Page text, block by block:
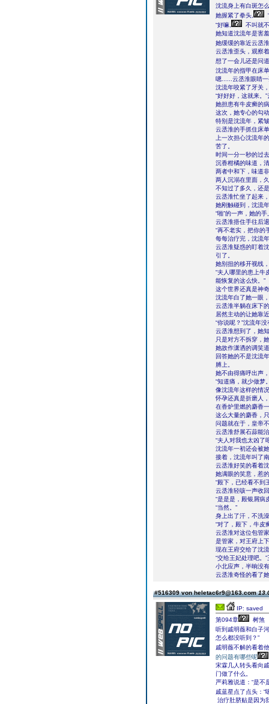
沈流身上有白斑怎
她握紧了拳头,
“好嘛,
不叫就
她知道沈流年是害
她缓缓的靠近云丞
云丞淮歪头，观察
想了一会儿还是问
沈流年的指甲在床
嗯......云丞淮眼睛
沈流年咬紧了牙关
“好好好，这就来。
她担患有牛皮癣的
这次，她专心的勾
特别是沈流年，紧
云丞淮的手抓住床
上一次担心沈流年
苦了。
时间一分一秒的过
沉香柑橘的味道，
两者中和下，味道
两人沉溺在里面，
不知过了多久，还
云丞淮忙坐了起来
她刚触碰到，沈流
“啪”的一声，她的
云丞淮捂住手往后
“再不老实，把你的
每每治疗完，沈流
云丞淮疑惑的盯着
引了。
她别扭的移开视线
“夫人哪里的患上牛
能恢复的这么快。”
这个世界还真是神
沈流年白了她一眼
云丞淮半躺在床下
居然主动的让她靠
“你说呢？”沈流年
云丞淮想到了，她
只是对方不拆穿，
她故作潇洒的调笑
回答她的不是沈流
膊上。
她不由得痛呼出声
“知道痛，就少做梦
像沈流年这样的情
怀孕还真是折磨人
在香炉里燃的麝香
这么大量的麝香，
问题就在于，皇帝
云丞淮舒展石蒜能
“夫人对我也太凶了
沈流年一初还会被
接着，沈流年叫了
云丞淮好笑的看着
她满眼的笑意，惹
“殿下，已经看不到
云丞淮轻咳一声收
“是是是，殿银屑病
“当然。”
身上出了汗，不洗
“对了，殿下，牛皮
云丞淮对这位包管
是管家，对王府上
现在王府交给了沈
“交给王妃处理吧。
小北应声，半晌没
云丞淮奇怪的看了
#516309 von heletac6r9@163.com
IP: saved
第094章
树煞
听到戚明薇和白子
怎么都没听到？”
戚明薇不解的看着
的问题有哪些呢
宋霖几人转头看向
门做了什么。
严莉雅说道：“是不
戚蓝星点了点头：“
治疗肚脐贴是因为